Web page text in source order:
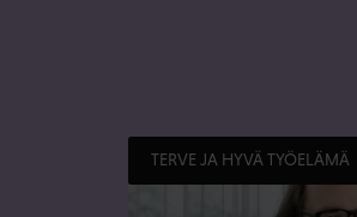
TERVE JA HYVÄ TYÖELÄMÄ